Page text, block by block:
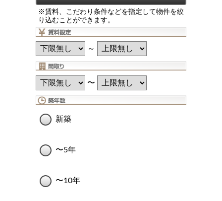
※賃料、こだわり条件などを指定して物件を絞
り込むことができます。
～
〜
新築
〜5年
〜10年